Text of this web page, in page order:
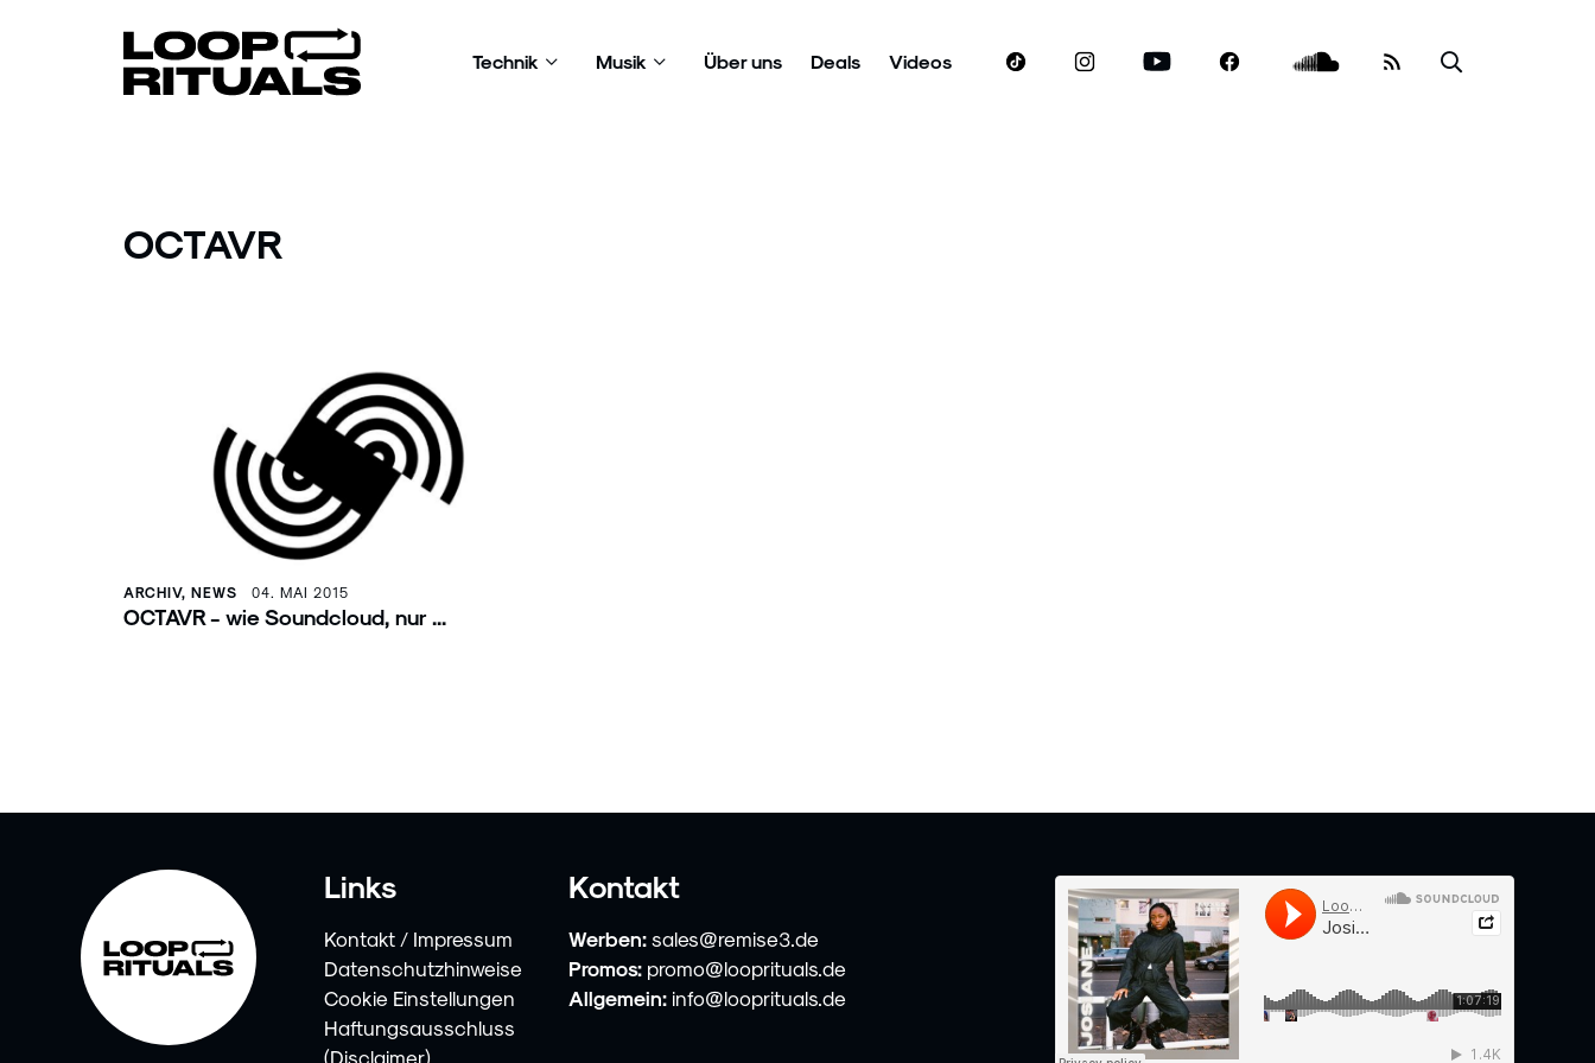
Technik Musik Über uns Deals Videos
OCTAVR
ARCHIV, NEWS 04. MAI 2015
OCTAVR - wie Soundcloud, nur ...
Links
Kontakt / Impressum
Datenschutzhinweise
Cookie Einstellungen
Haftungsausschluss
(Disclaimer)
Kontakt
Werben: sales@remise3.de
Promos: promo@looprituals.de
Allgemein: info@looprituals.de